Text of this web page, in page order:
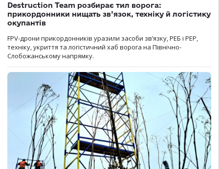
Destruction Team розбирає тил ворога:
прикордонники нищать зв’язок, техніку й логістику
окупантів
FPV-дрони прикордонників уразили засоби зв’язку, РЕБ і РЕР,
техніку, укриття та логістичний хаб ворога на Північно-
Слобожанському напрямку.